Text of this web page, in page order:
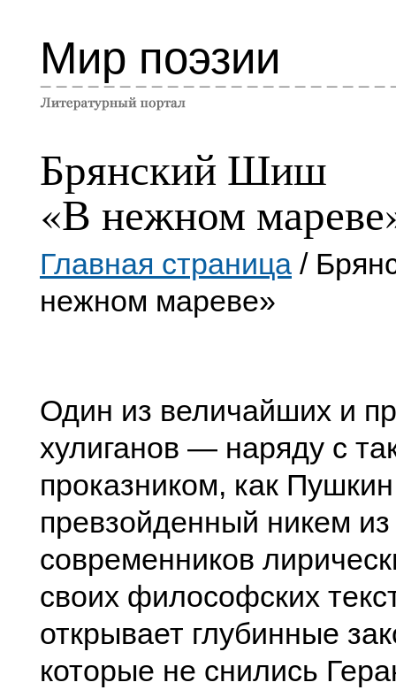
Мир поэзии
Брянский Шиш
«В нежном
Главная страница /
нежном мареве»
Один из величайших и
хулиганов — наряду с
проказником, как
превзойденный никем из
современников
своих философских
открывает глубинные
которые не снились